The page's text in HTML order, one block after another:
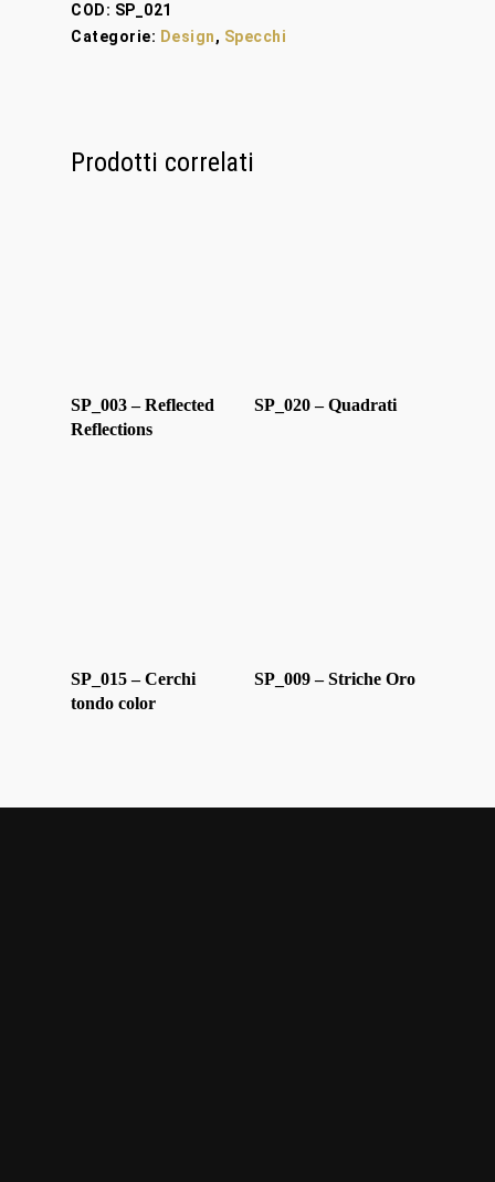
COD: SP_021
Categorie: Design, Specchi
Prodotti correlati
SP_003 – Reflected
Reflections
SP_020 – Quadrati
SP_015 – Cerchi
tondo color
SP_009 – Striche Oro
Media